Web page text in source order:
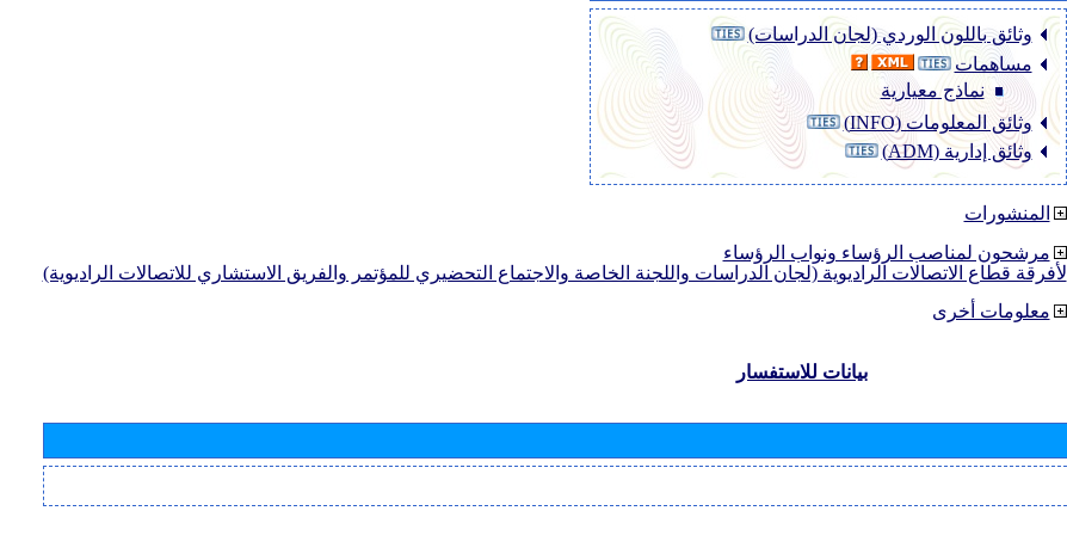
وثائق باللون الوردي (لجان الدراسات)
مساهمات
نماذج معيارية
وثائق المعلومات (INFO)
وثائق إدارية (ADM)
المنشورات
مرشحون لمناصب الرؤساء ونواب الرؤساء
لأفرقة قطاع الاتصالات الراديوية (لجان الدراسات واللجنة الخاصة والاجتماع التحضيري للمؤتمر والفريق الاستشاري للاتصالات الراديوية)
معلومات أخرى
بيانات للاستفسار